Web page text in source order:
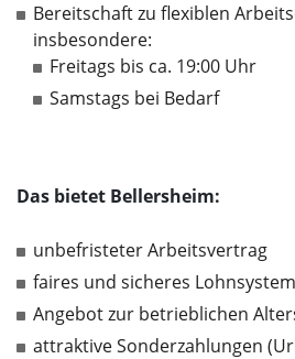
Bereitschaft zu flexiblen
insbesondere:
Freitags bis ca. 19:00 Uhr
Samstags bei Bedarf
Das bietet Bellersheim:
unbefristeter Arbeitsvertrag
faires und sicheres Lohnsystem
Angebot zur betrieblichen
attraktive Sonderzahlungen